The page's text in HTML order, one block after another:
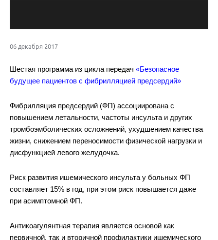
06 декабря 2017
Шестая программа из цикла передач «Безопасное
будущее пациентов с фибрилляцией предсердий»
Фибрилляция предсердий (ФП) ассоциирована с
повышением летальности, частоты инсульта и других
тромбоэмболических осложнений, ухудшением качества
жизни, снижением переносимости физической нагрузки и
дисфункцией левого желудочка.
Риск развития ишемического инсульта у больных ФП
составляет 15% в год, при этом риск повышается даже
при асимптомной ФП.
Антикоагулянтная терапия является основой как
первичной, так и вторичной профилактики ишемического